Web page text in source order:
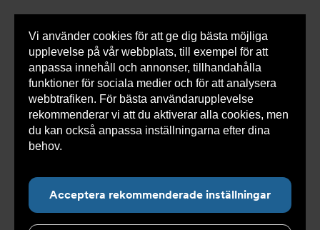
Vi använder cookies för att ge dig bästa möjliga
upplevelse på vår webbplats, till exempel för att
anpassa innehåll och annonser, tillhandahålla
funktioner för sociala medier och för att analysera
webbtrafiken. För bästa användarupplevelse
rekommenderar vi att du aktiverar alla cookies, men
du kan också anpassa inställningarna efter dina
behov.
Acceptera rekommenderade inställningar
0 varorSnabborder
Du
här:
Armatec > Produkter > Kyla > Manöverdon NC
Tillbehör manöverdon
Tillbehör manöverdon